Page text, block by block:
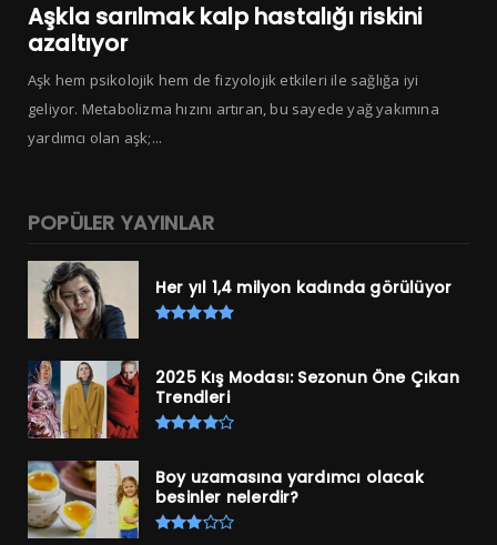
Aşkla sarılmak kalp hastalığı riskini
azaltıyor
Aşk hem psikolojik hem de fizyolojik etkileri ile sağlığa iyi
geliyor. Metabolizma hızını artıran, bu sayede yağ yakımına
yardımcı olan aşk;...
POPÜLER YAYINLAR
Her yıl 1,4 milyon kadında görülüyor
2025 Kış Modası: Sezonun Öne Çıkan
Trendleri
Boy uzamasına yardımcı olacak
besinler nelerdir?